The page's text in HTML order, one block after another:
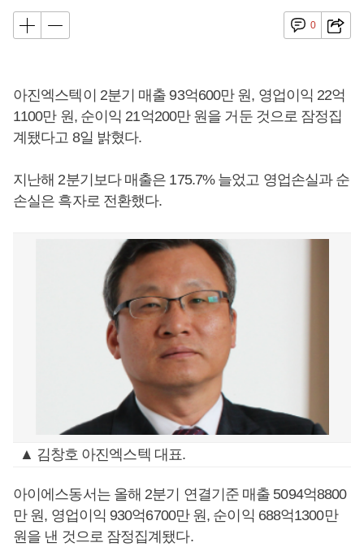
0
아진엑스텍이 2분기 매출 93억600만 원, 영업이익 22억
1100만 원, 순이익 21억200만 원을 거둔 것으로 잠정집
계됐다고 8일 밝혔다.
지난해 2분기보다 매출은 175.7% 늘었고 영업손실과 순
손실은 흑자로 전환했다.
▲ 김창호 아진엑스텍 대표.
아이에스동서는 올해 2분기 연결기준 매출 5094억8800
만 원, 영업이익 930억6700만 원, 순이익 688억1300만
원을 낸 것으로 잠정집계됐다.